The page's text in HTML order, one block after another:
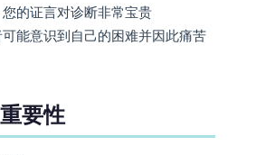
的证言对诊断非常宝贵
能意识到自己的困难并因此痛苦
要性